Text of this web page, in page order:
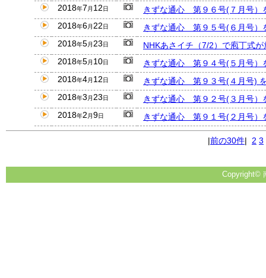
2018年7 月 12日
きずな通心 第９６号(７月号）
2018年6月 22日
きずな通心 第９５号(６月号）
2018年5月 23日
NHKあさイチ（7/2）で庖丁式
2018年5月 10日
きずな通心 第９４号(５月号）
2018年4月 12日
きずな通心 第９３号(４月号)
2018年3 月 23日
きずな通心 第９２号(３月号）
2018年2 月9日 きずな通心 第９１号(２月号）
|前の30件| 2 3
Copyright©